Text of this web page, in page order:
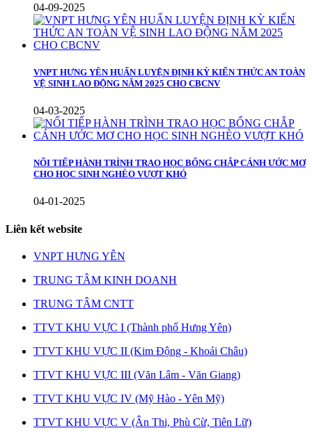
04-09-2025
VNPT HƯNG YÊN HUẤN LUYỆN ĐỊNH KỲ KIẾN THỨC AN TOÀN
VỆ SINH LAO ĐỘNG NĂM 2025 CHO CBCNV
04-03-2025
NỐI TIẾP HÀNH TRÌNH TRAO HỌC BỔNG CHẮP CÁNH ƯỚC MƠ
CHO HỌC SINH NGHÈO VƯỢT KHÓ
04-01-2025
Liên kết website
VNPT HƯNG YÊN
TRUNG TÂM KINH DOANH
TRUNG TÂM CNTT
TTVT KHU VỰC I (Thành phố Hưng Yên)
TTVT KHU VỰC II (Kim Động - Khoái Châu)
TTVT KHU VỰC III (Văn Lâm - Văn Giang)
TTVT KHU VỰC IV (Mỹ Hào - Yên Mỹ)
TTVT KHU VỰC V (Ân Thi, Phù Cừ, Tiên Lữ)